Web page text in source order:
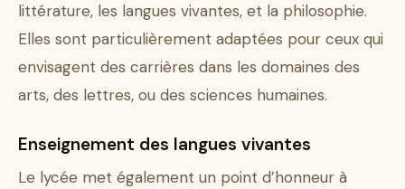
littérature, les langues vivantes, et la philosophie.
Elles sont particulièrement adaptées pour ceux qui
envisagent des carrières dans les domaines des
arts, des lettres, ou des sciences humaines.
Enseignement des langues vivantes
Le lycée met également un point d’honneur à